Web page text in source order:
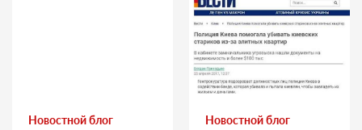
Новостной блог Новостной блог